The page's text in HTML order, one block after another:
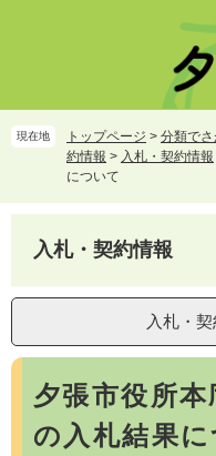
頭
で
飛
ば
現在地 トップページ > 分類で
約情報 > 入札・契約情報
について
入札・契約情報
入札・
本
夕張市役所
の入札結果に